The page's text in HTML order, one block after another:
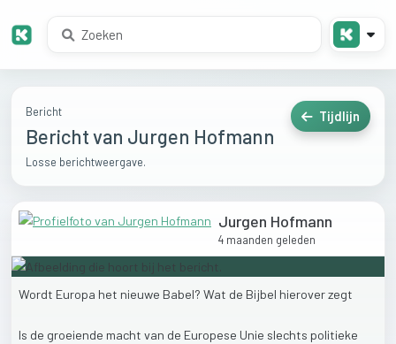
Bericht
Bericht van Jurgen Hofmann
Losse berichtweergave.
Tijdlijn
Jurgen Hofmann
4 maanden geleden
Wordt Europa het nieuwe Babel? Wat de Bijbel hieroverzegt
Is de groeiende macht van de Europese Unie slechts politieke